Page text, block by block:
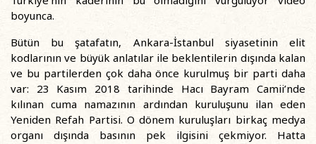
boyunca.
Bütün bu şatafatın, Ankara-İstanbul siyasetinin elit
kodlarının ve büyük anlatılar ile beklentilerin dışında kalan
ve bu partilerden çok daha önce kurulmuş bir parti daha
var: 23 Kasım 2018 tarihinde Hacı Bayram Camii’nde
kılınan cuma namazının ardından kuruluşunu ilan eden
Yeniden Refah Partisi. O dönem kuruluşları birkaç medya
organı dışında basının pek ilgisini çekmiyor. Hatta